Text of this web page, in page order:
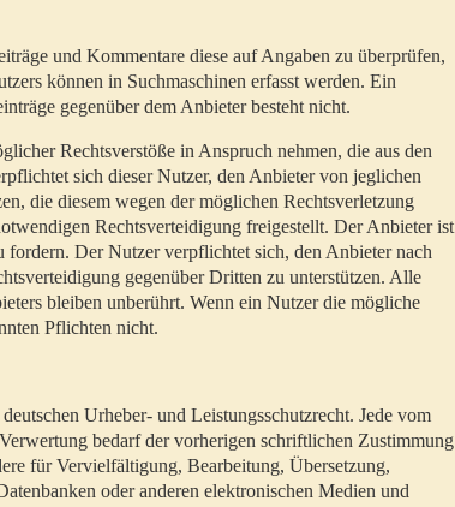
und Kommentare diese auf Angaben zu überprüfen,
können in Suchmaschinen erfasst werden. Ein
gegenüber dem Anbieter besteht nicht.
Rechtsverstöße in Anspruch nehmen, die aus den
sich dieser Nutzer, den Anbieter von jeglichen
die diesem wegen der möglichen Rechtsverletzung
Rechtsverteidigung freigestellt. Der Anbieter ist
fordern. Der Nutzer verpflichtet sich, den Anbieter nach
gegenüber Dritten zu unterstützen. Alle
bleiben unberührt. Wenn ein Nutzer die mögliche
Pflichten nicht.
Urheber- und Leistungsschutzrecht. Jede vom
bedarf der vorherigen schriftlichen Zustimmung
für Vervielfältigung, Bearbeitung, Übersetzung,
oder anderen elektronischen Medien und